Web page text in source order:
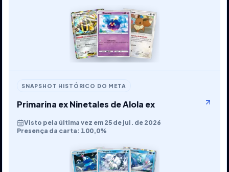
SNAPSHOT HISTÓRICO DO META
Primarina ex Ninetales de Alola ex
Visto pela última vez em 25 de jul. de 2026
Presença da carta: 100,0%